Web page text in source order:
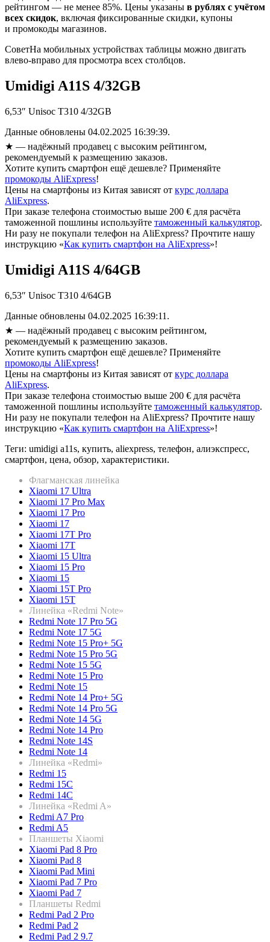
рейтингом — не менее 85%. Цены указаны в рублях с учётом
всех скидок, включая фиксированные скидки, купоны
и промокоды магазинов.
СоветНа мобильных устройствах таблицы можно двигать
влево-вправо для просмотра всех столбцов.
Umidigi A11S 4/32GB
6,53″ Unisoc T310 4/32GB
Данные обновлены 04.02.2025 16:39:39.
★ — надёжный продавец с высоким рейтингом,
рекомендуемый к размещению заказов.
Хотите купить смартфон ещё дешевле? Применяйте
промокоды AliExpress!
Цены на смартфоны из Китая зависят от курс доллара
AliExpress.
При заказе телефона стоимостью выше 200 € для расчёта
таможенной пошлины используйте таможенный калькулятор.
Ни разу не покупали телефон на AliExpress? Прочтите нашу
инструкцию «Как купить смартфон на AliExpress»!
Umidigi A11S 4/64GB
6,53″ Unisoc T310 4/64GB
Данные обновлены 04.02.2025 16:39:11.
★ — надёжный продавец с высоким рейтингом,
рекомендуемый к размещению заказов.
Хотите купить смартфон ещё дешевле? Применяйте
промокоды AliExpress!
Цены на смартфоны из Китая зависят от курс доллара
AliExpress.
При заказе телефона стоимостью выше 200 € для расчёта
таможенной пошлины используйте таможенный калькулятор.
Ни разу не покупали телефон на AliExpress? Прочтите нашу
инструкцию «Как купить смартфон на AliExpress»!
Теги: umidigi a11s, купить, aliexpress, телефон, алиэкспресс,
смартфон, цена, обзор, характеристики.
Флагманская линейка
Xiaomi 17 Ultra
Xiaomi 17 Pro Max
Xiaomi 17 Pro
Xiaomi 17
Xiaomi 17T Pro
Xiaomi 17T
Xiaomi 15 Ultra
Xiaomi 15 Pro
Xiaomi 15
Xiaomi 15T Pro
Xiaomi 15T
Линейка «Redmi Note»
Redmi Note 17 Pro 5G
Redmi Note 17 5G
Redmi Note 15 Pro+ 5G
Redmi Note 15 Pro 5G
Redmi Note 15 5G
Redmi Note 15 Pro
Redmi Note 15
Redmi Note 14 Pro+ 5G
Redmi Note 14 Pro 5G
Redmi Note 14 5G
Redmi Note 14 Pro
Redmi Note 14S
Redmi Note 14
Линейка «Redmi»
Redmi 15
Redmi 15C
Redmi 14C
Линейка «Redmi A»
Redmi A7 Pro
Redmi A5
Планшеты Xiaomi
Xiaomi Pad 8 Pro
Xiaomi Pad 8
Xiaomi Pad Mini
Xiaomi Pad 7 Pro
Xiaomi Pad 7
Планшеты Redmi
Redmi Pad 2 Pro
Redmi Pad 2
Redmi Pad 2 9.7